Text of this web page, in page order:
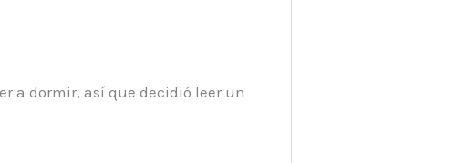
a dormir, así que decidió leer un